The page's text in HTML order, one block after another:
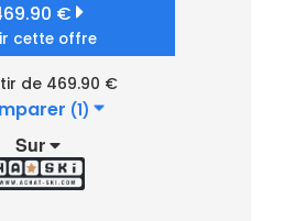
€
cette offre
de 469.90 €
(1)
Sur